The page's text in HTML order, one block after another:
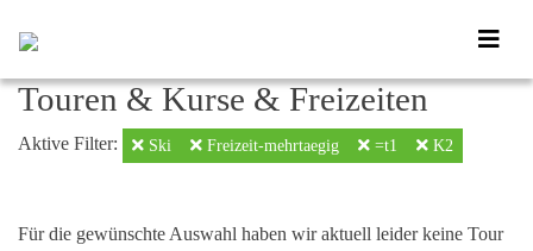
Touren & Kurse & Freizeiten
Aktive Filter: Ski Freizeit-mehrtaegig =t1 K2
Für die gewünschte Auswahl haben wir aktuell leider keine Tour